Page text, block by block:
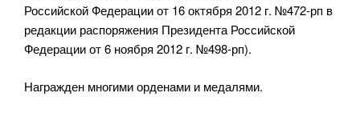
Российской Федерации от 16 октября 2012 г. №472-рп в
редакции распоряжения Президента Российской
Федерации от 6 ноября 2012 г. №498-рп).
Награжден многими орденами и медалями.